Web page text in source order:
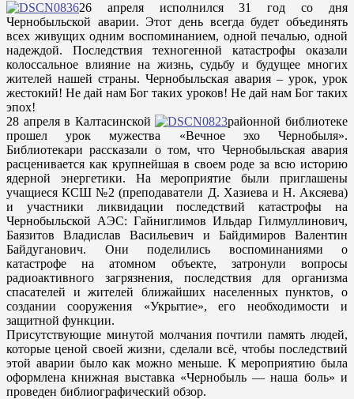
26 апреля исполнился 31 год со дня
Чернобыльской аварии. Этот день всегда будет объединять
всех живущих одним воспоминанием, одной печалью, одной
надеждой. Последствия техногенной катастрофы оказали
колоссальное влияние на жизнь, судьбу и будущее многих
жителей нашей страны. Чернобыльская авария – урок, урок
жестокий! Не дай нам Бог таких уроков! Не дай нам Бог таких
эпох!
28 апреля в Калтасинской
районной библиотеке
прошел урок мужества «Вечное эхо Чернобыля».
Библиотекари рассказали о том, что Чернобыльская авария
расценивается как крупнейшая в своем роде за всю историю
ядерной энергетики. На мероприятие были приглашены
учащиеся КСШ №2 (преподаватели Д. Хазиева и Н. Аксяева)
и участники ликвидации последствий катастрофы на
Чернобыльской АЭС: Гайниглимов Ильдар Гилмуллинович,
Баязитов Владислав Васильевич и Байдимиров Валентин
Байдуганович. Они поделились воспоминаниями о
катастрофе на атомном объекте, затронули вопросы
радиоактивного загрязнения, последствия для организма
спасателей и жителей ближайших населенных пунктов, о
создании сооружения «Укрытие», его необходимости и
защитной функции.
Присутствующие минутой молчания почтили память людей,
которые ценой своей жизни, сделали всё, чтобы последствий
этой аварии было как можно меньше. К мероприятию была
оформлена книжная выставка «Чернобыль — наша боль» и
проведен библиографический обзор.